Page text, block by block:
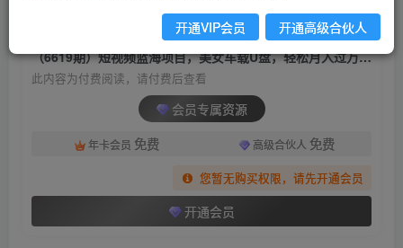
（6619期）短视频蓝海项目，美女车载U盘，轻松月入过万，适合0基础小白
此内容为付费阅读，请付费后查看
会员专属资源
年卡会员 免费 高级合伙人 免费
您暂无购买权限，请先开通会员
开通会员
开通VIP会员 开通高级合伙人